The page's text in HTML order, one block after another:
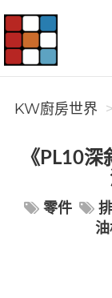
KW廚房世界
KW廚房世界
《PL10
零件